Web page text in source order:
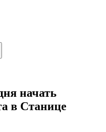
начать
в Станице